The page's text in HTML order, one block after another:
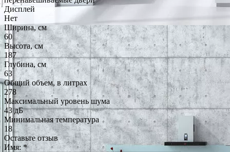
Дисплей
Нет
Ширина, см
60
Высота, см
187
Глубина, см
63
Общий объем, в литрах
278
Максимальный уровень шума
43 дБ
Минимальная температура
18
Оставьте отзыв
Имя: *